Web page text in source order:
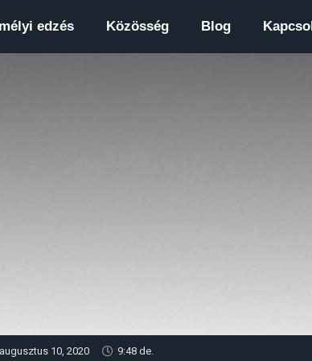
edzés Közösség Blog
augusztus 10, 2020 9:48 de.